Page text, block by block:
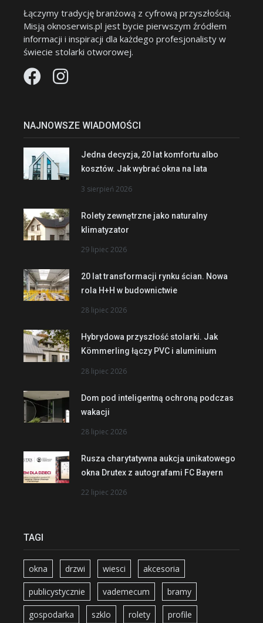
Łączymy tradycję branżową z cyfrową przyszłością.
Misją oknoserwis.pl jest bycie pierwszym źródłem
informacji i inspiracji dla każdego profesjonalisty w
świecie stolarki otworowej.
NAJNOWSZE WIADOMOŚCI
Jedna decyzja, 20 lat komfortu albo
kosztów. Jak wybrać okna na lata
3 sierpień 2026
Rolety zewnętrzne jako naturalny
klimatyzator
29 lipiec 2026
20 lat transformacji rynku ścian. Nowa
rola H+H w budownictwie
28 lipiec 2026
Hybrydowa przyszłość stolarki. Jak
Kömmerling łączy PVC i aluminium
28 lipiec 2026
Dom pod inteligentną ochroną podczas
wakacji
28 lipiec 2026
Rusza charytatywna aukcja unikatowego
okna Drutex z autografami FC Bayern
22 lipiec 2026
TAGI
okna drzwi wiesci akcesoria
publicystycznie vademecum bramy
gospodarka szklo rolety profile